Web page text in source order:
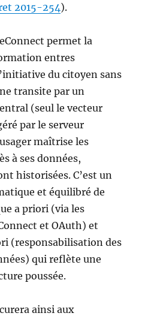
2015-254).
permet la
entres
du citoyen sans
transite par un
(seul le vecteur
par le serveur
maîtrise les
à ses données,
historisées. C’est un
et équilibré de
a priori (via les
et OAuth) et
(responsabilisation des
qui reflète une
poussée.
ainsi aux